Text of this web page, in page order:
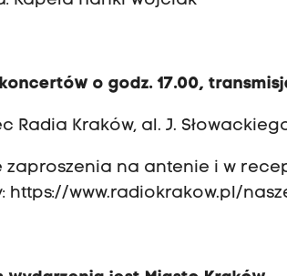
o godz. 17.00,
Radia Kraków, al. J.
zaproszenia na antenie i w
https://www.radiokrakow.pl/